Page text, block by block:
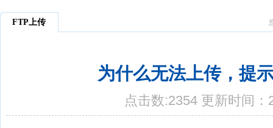
FTP上传
为什么无法上传，提
点击数:2354 更新时间：